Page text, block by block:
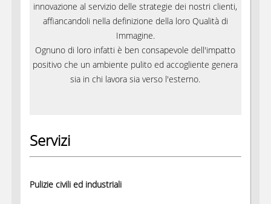
innovazione al servizio delle strategie dei nostri clienti,
affiancandoli nella definizione della loro Qualità di
Immagine.
Ognuno di loro infatti è ben consapevole dell'impatto
positivo che un ambiente pulito ed accogliente genera
sia in chi lavora sia verso l'esterno.
Servizi
Pulizie civili ed industriali